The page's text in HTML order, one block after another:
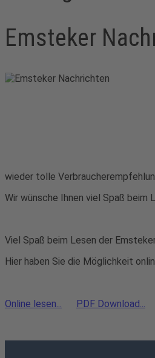
Emsteker
wieder tolle
Wir wünsche Ihnen viel Spaß beim
Viel Spaß beim Lesen der
Hier haben Sie die Möglichkeit
Online lesen... PDF Download...